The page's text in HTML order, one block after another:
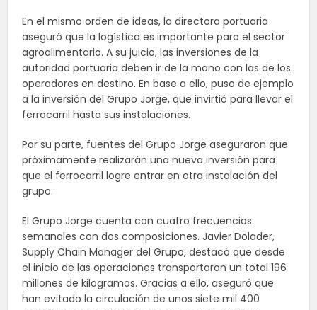
En el mismo orden de ideas, la directora portuaria
aseguró que la logística es importante para el sector
agroalimentario. A su juicio, las inversiones de la
autoridad portuaria deben ir de la mano con las de los
operadores en destino. En base a ello, puso de ejemplo
a la inversión del Grupo Jorge, que invirtió para llevar el
ferrocarril hasta sus instalaciones.
Por su parte, fuentes del Grupo Jorge aseguraron que
próximamente realizarán una nueva inversión para
que el ferrocarril logre entrar en otra instalación del
grupo.
El Grupo Jorge cuenta con cuatro frecuencias
semanales con dos composiciones. Javier Dolader,
Supply Chain Manager del Grupo, destacó que desde
el inicio de las operaciones transportaron un total 196
millones de kilogramos. Gracias a ello, aseguró que
han evitado la circulación de unos siete mil 400